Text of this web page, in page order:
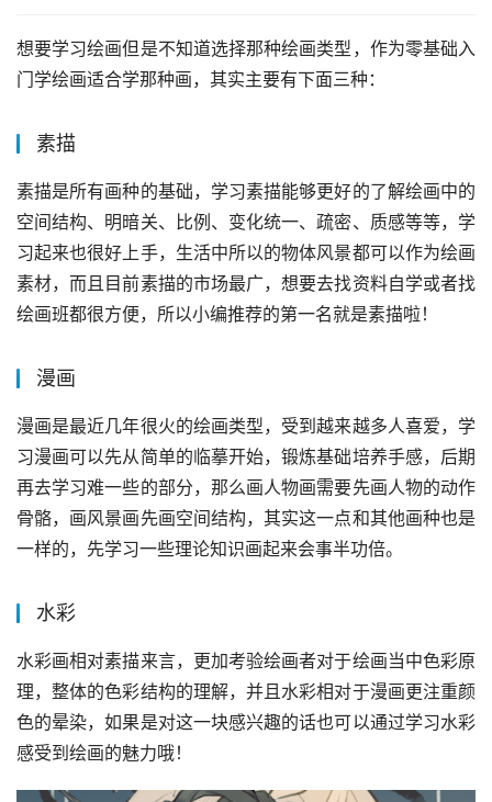
想要学习绘画但是不知道选择那种绘画类型，作为零基础入
门学绘画适合学那种画，其实主要有下面三种：
素描
素描是所有画种的基础，学习素描能够更好的了解绘画中的
空间结构、明暗关、比例、变化统一、疏密、质感等等，学
习起来也很好上手，生活中所以的物体风景都可以作为绘画
素材，而且目前素描的市场最广，想要去找资料自学或者找
绘画班都很方便，所以小编推荐的第一名就是素描啦！
漫画
漫画是最近几年很火的绘画类型，受到越来越多人喜爱，学
习漫画可以先从简单的临摹开始，锻炼基础培养手感，后期
再去学习难一些的部分，那么画人物画需要先画人物的动作
骨骼，画风景画先画空间结构，其实这一点和其他画种也是
一样的，先学习一些理论知识画起来会事半功倍。
水彩
水彩画相对素描来言，更加考验绘画者对于绘画当中色彩原
理，整体的色彩结构的理解，并且水彩相对于漫画更注重颜
色的晕染，如果是对这一块感兴趣的话也可以通过学习水彩
感受到绘画的魅力哦！